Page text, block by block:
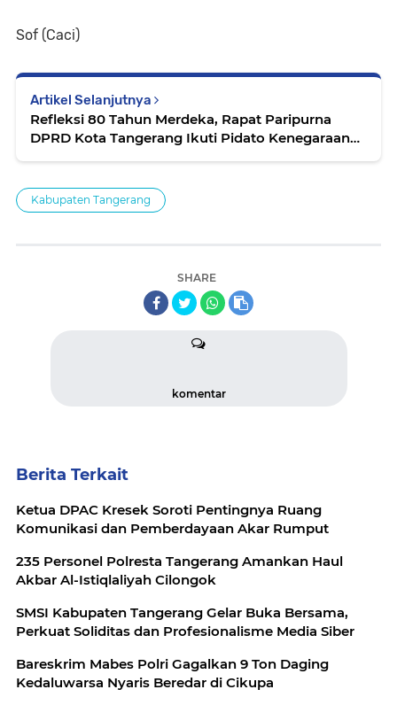
Sof (Caci)
Artikel Selanjutnya
Refleksi 80 Tahun Merdeka, Rapat Paripurna
DPRD Kota Tangerang Ikuti Pidato Kenegaraan
Kabupaten Tangerang
SHARE
komentar
Berita Terkait
Ketua DPAC Kresek Soroti Pentingnya Ruang
Komunikasi dan Pemberdayaan Akar Rumput
235 Personel Polresta Tangerang Amankan Haul
Akbar Al-Istiqlaliyah Cilongok
SMSI Kabupaten Tangerang Gelar Buka Bersama,
Perkuat Soliditas dan Profesionalisme Media Siber
Bareskrim Mabes Polri Gagalkan 9 Ton Daging
Kedaluwarsa Nyaris Beredar di Cikupa